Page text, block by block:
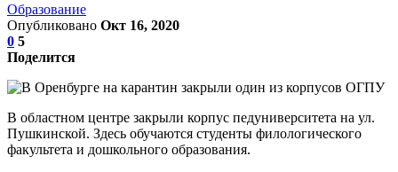
Образование
Опубликовано Окт 16, 2020
0 5
Поделится
В областном центре закрыли корпус педуниверситета на ул.
Пушкинской. Здесь обучаются студенты филологического
факультета и дошкольного образования.